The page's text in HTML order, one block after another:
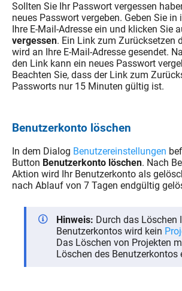
Sollten Sie Ihr Passwort vergessen
neues Passwort vergeben. Geben Sie
Ihre E-Mail-Adresse ein und klicken Sie
vergessen. Ein Link zum Zurücksetzen
wird an Ihre E-Mail-Adresse gesendet.
den Link kann ein neues Passwort
Beachten Sie, dass der Link zum
Passworts nur 15 Minuten gültig ist.
Benutzerkonto löschen
In dem Dialog Benutzereinstellungen
Button Benutzerkonto löschen. Nach
Aktion wird Ihr Benutzerkonto als
nach Ablauf von 7 Tagen endgültig
Hinweis: Durch das Löschen
Benutzerkontos wird kein
Das Löschen von Projekten
Löschen des Benutzerkontos